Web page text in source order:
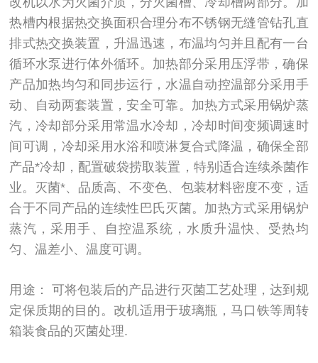
热槽内根据热交换面积合理分布不锈钢无缝管钻孔直
排式热交换装置，升温迅速，布温均匀并且配有一台
循环水泵进行体外循环。加热部分采用压浮带，确保
产品加热均匀和同步运行，水温自动控温部分采用手
动、自动两套装置，安全可靠。加热方式采用锅炉蒸
汽，冷却部分采用常温水冷却，冷却时间变频调速时
间可调，冷却采用水浴和喷淋复合式降温，确保全部
产品*冷却，配置破袋捞取装置，特别适合连续杀菌作
业。灭菌*、品质高、不变色、包装材料密度不变，适
合于不同产品的连续性巴氏灭菌。加热方式采用锅炉
蒸汽，采用手、自控温系统，水质升温快、受热均
匀、温差小、温度可调。
用途： 可将包装后的产品进行灭菌工艺处理，达到规
定保质期的目的。改机适用于玻璃瓶，马口铁等周转
箱装食品的灭菌处理.